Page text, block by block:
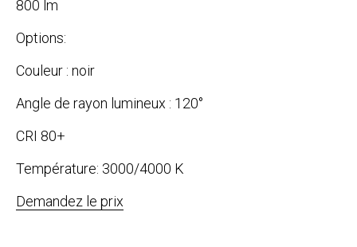
800 lm
Options:
Couleur : noir
Angle de rayon lumineux : 120°
CRI 80+
Température: 3000/4000 K
Demandez le prix